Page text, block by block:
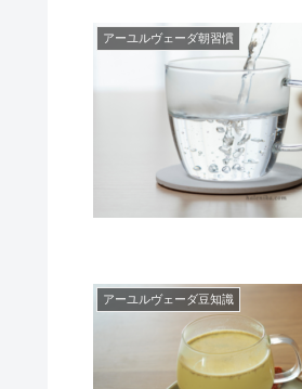
アーユルヴェーダ朝習慣
アーユルヴェーダ豆知識